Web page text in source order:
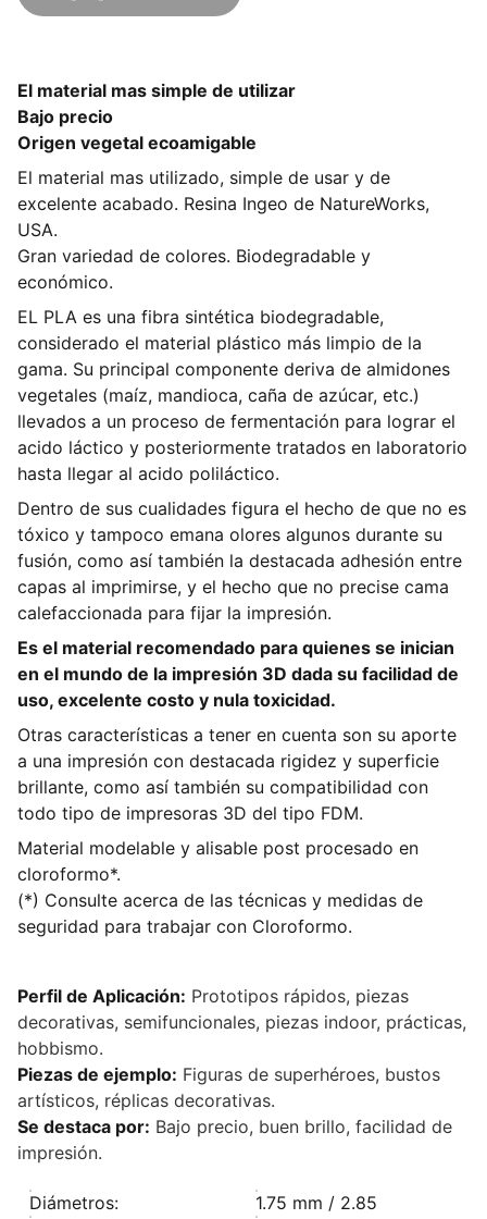
El material mas simple de utilizar
Bajo precio
Origen vegetal ecoamigable
El material mas utilizado, simple de usar y de
excelente acabado. Resina Ingeo de NatureWorks,
USA.
Gran variedad de colores. Biodegradable y
económico.
EL PLA es una fibra sintética biodegradable,
considerado el material plástico más limpio de la
gama. Su principal componente deriva de almidones
vegetales (maíz, mandioca, caña de azúcar, etc.)
llevados a un proceso de fermentación para lograr el
acido láctico y posteriormente tratados en laboratorio
hasta llegar al acido poliláctico.
Dentro de sus cualidades figura el hecho de que no es
tóxico y tampoco emana olores algunos durante su
fusión, como así también la destacada adhesión entre
capas al imprimirse, y el hecho que no precise cama
calefaccionada para fijar la impresión.
Es el material recomendado para quienes se inician
en el mundo de la impresión 3D dada su facilidad de
uso, excelente costo y nula toxicidad.
Otras características a tener en cuenta son su aporte
a una impresión con destacada rigidez y superficie
brillante, como así también su compatibilidad con
todo tipo de impresoras 3D del tipo FDM.
Material modelable y alisable post procesado en
cloroformo*.
(*) Consulte acerca de las técnicas y medidas de
seguridad para trabajar con Cloroformo.
Perfil de Aplicación: Prototipos rápidos, piezas
decorativas, semifuncionales, piezas indoor, prácticas,
hobbismo.
Piezas de ejemplo: Figuras de superhéroes, bustos
artísticos, réplicas decorativas.
Se destaca por: Bajo precio, buen brillo, facilidad de
impresión.
Diámetros: 1.75 mm / 2.85